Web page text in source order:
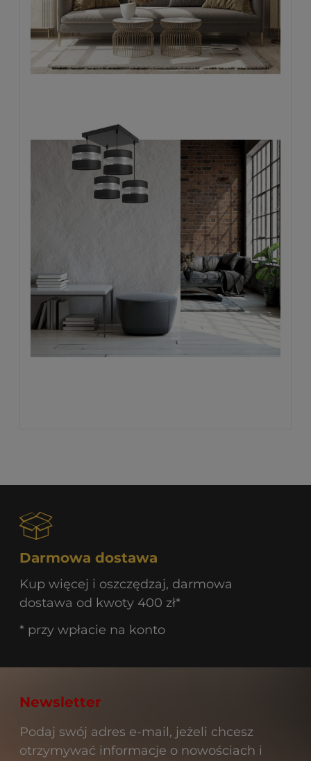
Darmowa dostawa
Kup więcej i oszczędzaj, darmowa
dostawa od kwoty 400 zł*
* przy wpłacie na konto
Newsletter
Podaj swój adres e-mail, jeżeli chcesz
otrzymywać informacje o nowościach i